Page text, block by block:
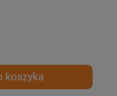
koszyka